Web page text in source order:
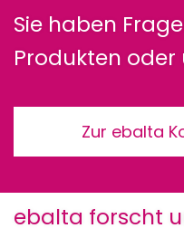
Sie haben
Produkten oder
Zur ebalta
ebalta forscht